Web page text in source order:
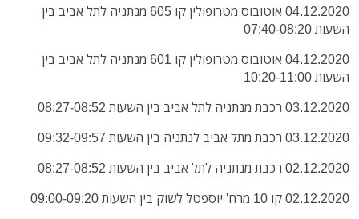
04.12.2020 אוטובוס מטרופולין קו 605 מנתניה לתל אביב בין
השעות 07:40-08:20
04.12.2020 אוטובוס מטרופולין קו 601 מנתניה לתל אביב בין
השעות 10:20-11:00
03.12.2020 רכבת מנתניה לתל אביב בין השעות 08:27-08:52
03.12.2020 רכבת מתל אביב לנתניה בין השעות 09:32-09:57
02.12.2020 רכבת מנתניה לתל אביב בין השעות 08:27-08:52
02.12.2020 קו 10 מרח' יוספטל לשוק בין השעות 09:00-09:20